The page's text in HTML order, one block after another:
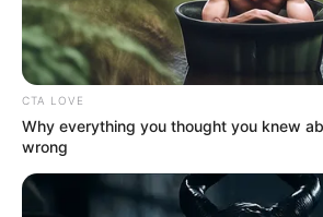
ΚΟΙΝΩΝΙΚΑ ΔΙΚΤΥΑ
FACEBOOK
YOUTUBE
CTA LOVE
Why everything you thought you knew
wrong